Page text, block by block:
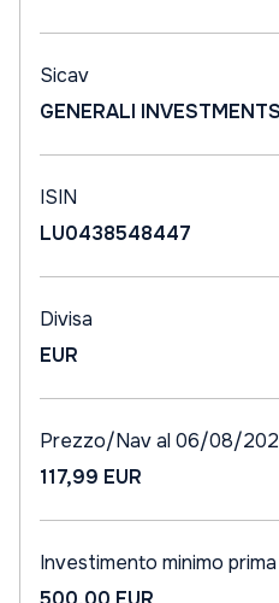
Sicav
GENERALI
ISIN
LU0438548447
Divisa
EUR
Prezzo/Nav al 06/08/
117,99 EUR
Investimento minimo